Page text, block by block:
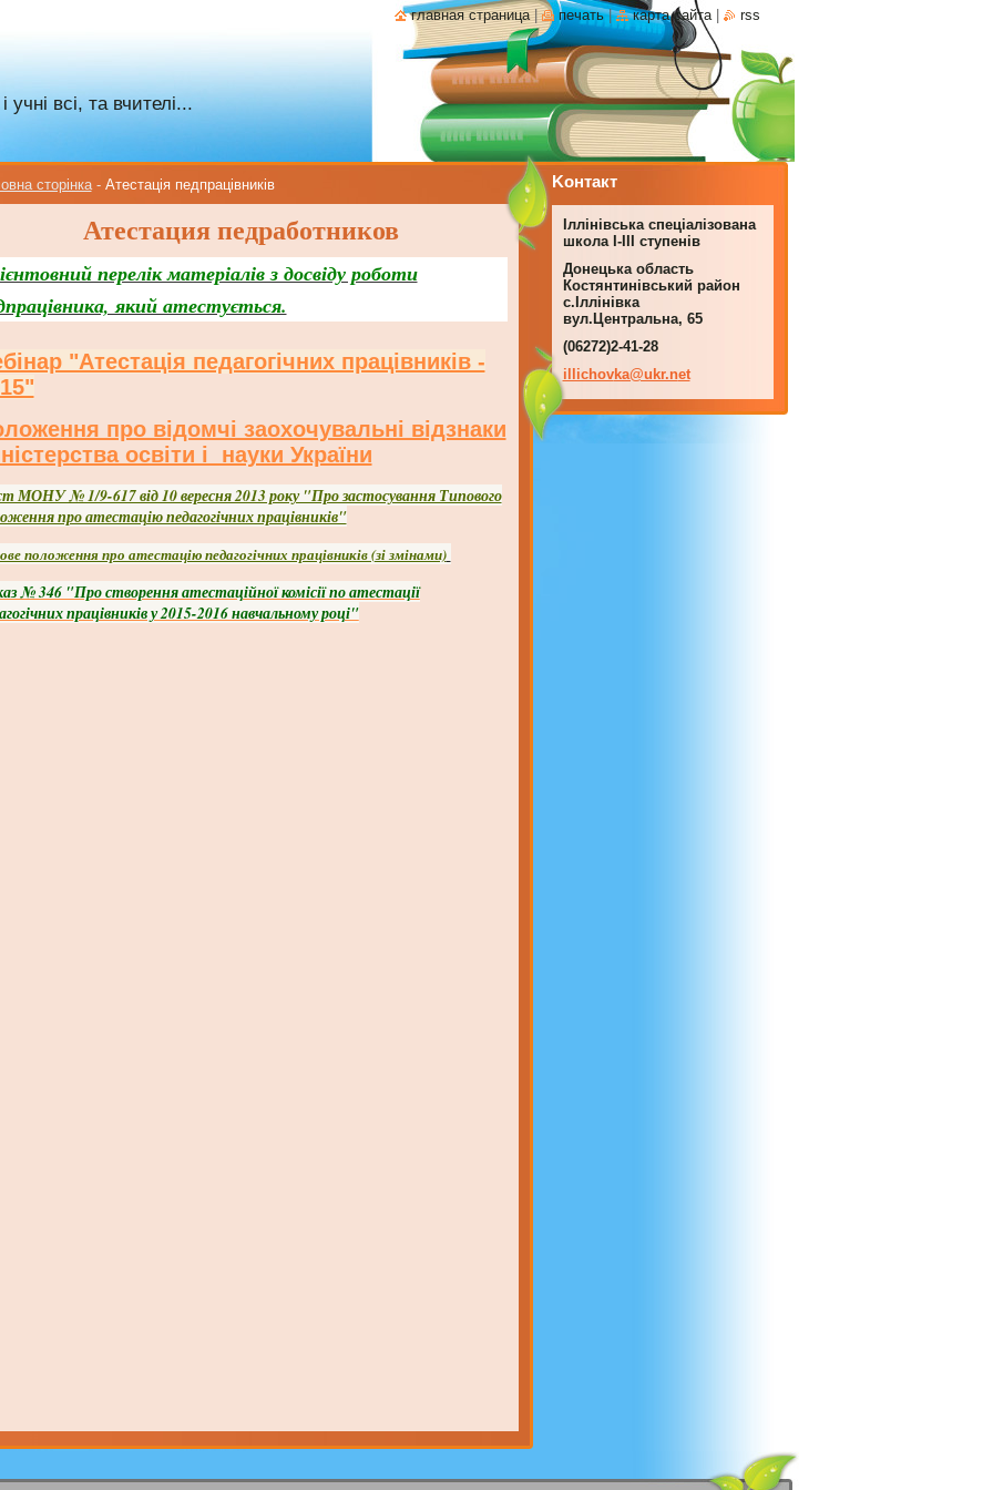
всі, та вчителі...
сторінка - Атестація педпрацівників
Атестация педработников
перелік матеріалів з досвіду роботи
який атестується.
"Атестація педагогічних працівників -
про відомчі заохочувальні відзнаки
освіти і науки України
МОНУ № 1/9-617 від 10 вересня 2013 року "Про застосування Типового
про атестацію педагогічних працівників"
положення про атестацію педагогічних працівників (зі змінами)
№ 346 "Про створення атестаційної комісії по атестації
працівників у 2015-2016 навчальному році"
Koнтакт
Іллінівська спеціалізована
школа І-ІІІ ступенів
Донецька область
Костянтинівський район
с.Іллінівка
вул.Центральна, 65
(06272)2-41-28
illichovka@ukr.net
главная страница | печать | карта сайта rss